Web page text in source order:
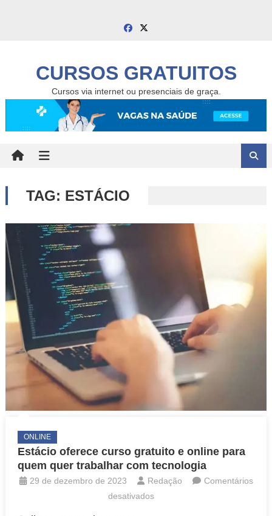
CURSOS GRATUITOS
Cursos via internet ou presenciais de graça.
TAG: ESTÁCIO
ONLINE
Estácio oferece curso gratuito e online para
quem quer trabalhar com tecnologia
29 de dezembro de 2023 Redação
Comentários
desativadosem